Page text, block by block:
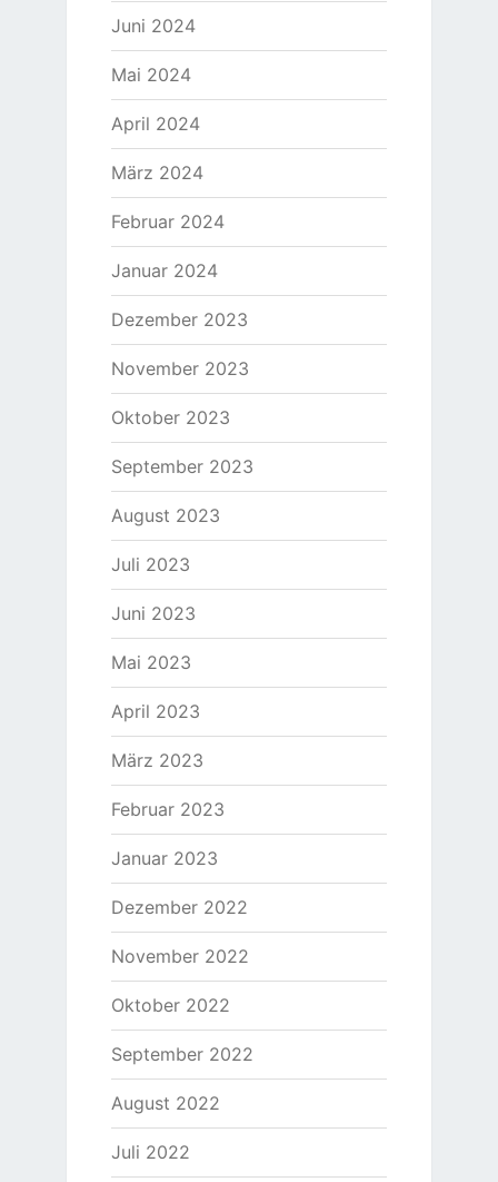
Juni 2024
Mai 2024
April 2024
März 2024
Februar 2024
Januar 2024
Dezember 2023
November 2023
Oktober 2023
September 2023
August 2023
Juli 2023
Juni 2023
Mai 2023
April 2023
März 2023
Februar 2023
Januar 2023
Dezember 2022
November 2022
Oktober 2022
September 2022
August 2022
Juli 2022